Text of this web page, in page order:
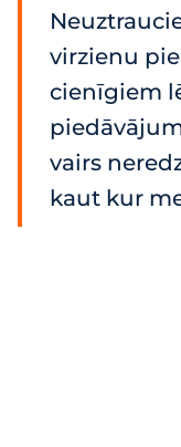
virzienu
cienīgiem
vairs
kaut kur